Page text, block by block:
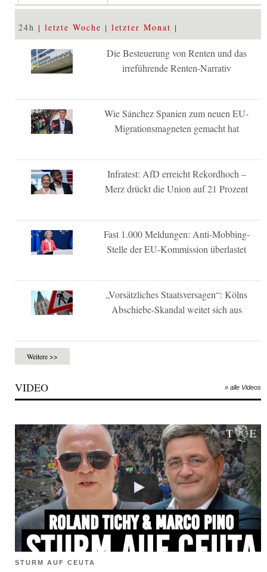
24h letzte Woche letzter Monat
Die Besteuerung von Renten und das
irreführende Renten-Narrativ
Wie Sánchez Spanien zum neuen EU-
Migrationsmagneten gemacht hat
Infratest: AfD erreicht Rekordhoch –
Merz drückt die Union auf 21 Prozent
Fast 1.000 Meldungen: Anti-Mobbing-
Stelle der EU-Kommission überlastet
„Vorsätzliches Staatsversagen“: Kölns
Abschiebe-Skandal weitet sich aus
Weitere >>
VIDEO » alle Videos
STURM AUF CEUTA